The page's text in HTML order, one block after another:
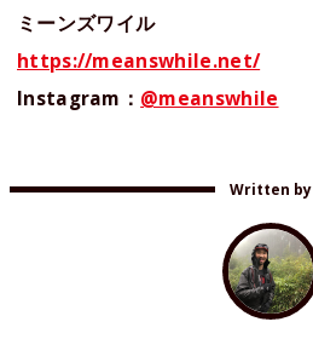
ミーンズワイル
https://meanswhile.net/
Instagram： @meanswhile
Written by